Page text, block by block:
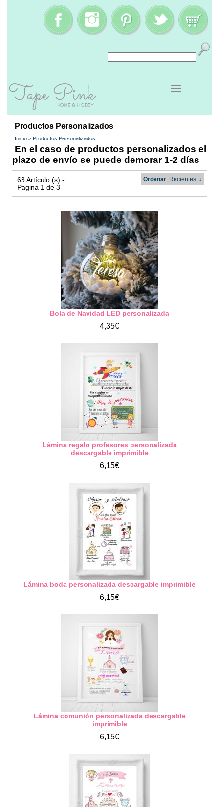
Productos Personalizados
Inicio > Productos Personalizados
En el caso de productos personalizados el
plazo de envío se puede demorar 1-2 días
63 Artículo (s) -
Pagina 1 de 3
Ordenar: Recientes↓
Bola de Navidad LED personalizada
4,35€
Lámina regalo profesores personalizada
descargable imprimible
6,15€
Lámina boda personalizada descargable imprimible
6,15€
Lámina comunión personalizada descargable
imprimible
6,15€